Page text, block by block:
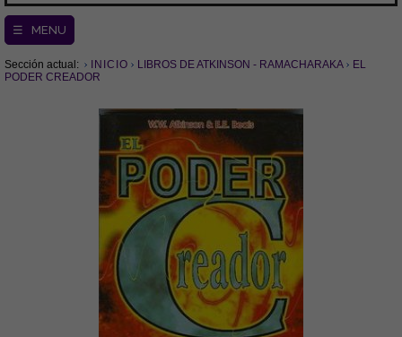
☰ MENU
Sección actual: INICIO LIBROS DE ATKINSON - RAMACHARAKA
EL
PODER CREADOR